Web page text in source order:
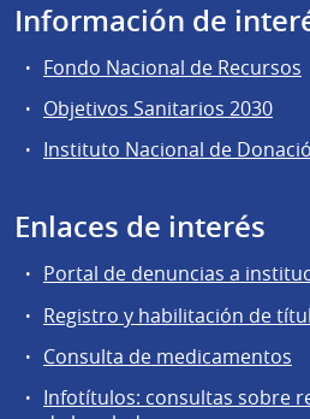
Información de
Fondo Nacional de Recursos
Objetivos Sanitarios 2030
Instituto Nacional de
Enlaces de interés
Portal de denuncias a
Registro y habilitación de
Consulta de medicamentos
Infotítulos: consultas sobre